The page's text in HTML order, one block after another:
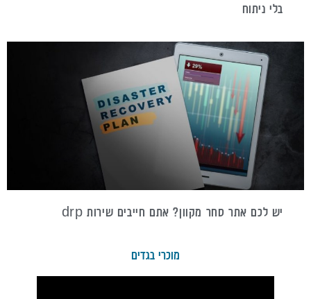
בלי ניתוח
יש לכם אתר סחר מקוון? אתם חייבים שירות drp
מוכרי בגדים